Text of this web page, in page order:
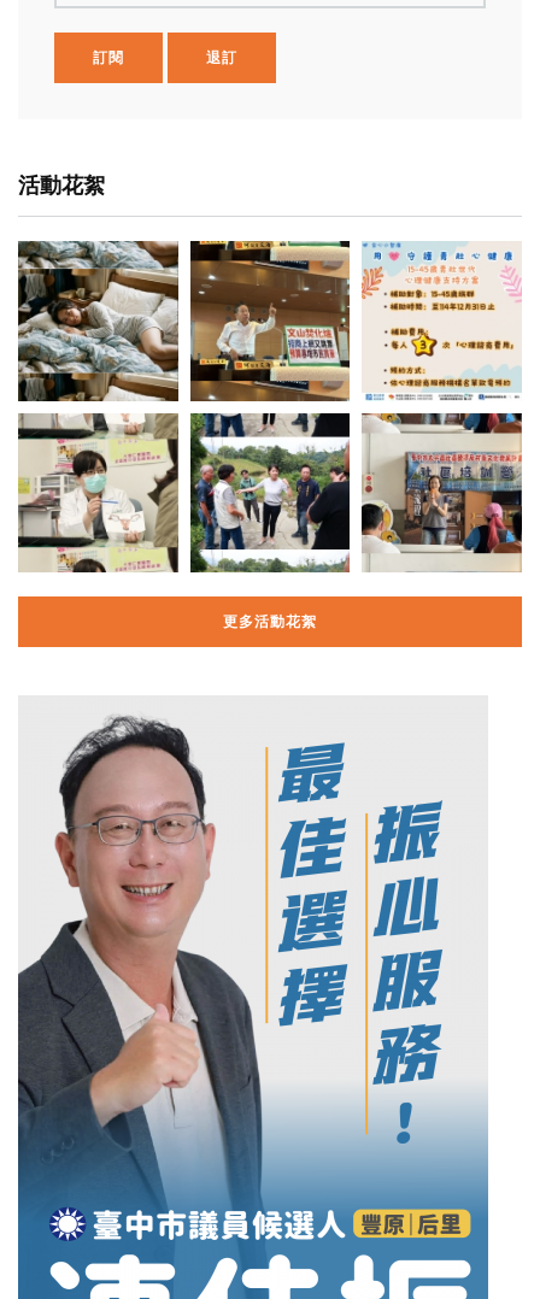
訂閱 退訂
活動花絮
更多活動花絮